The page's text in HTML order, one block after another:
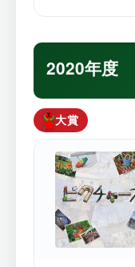
2020年度
大賞